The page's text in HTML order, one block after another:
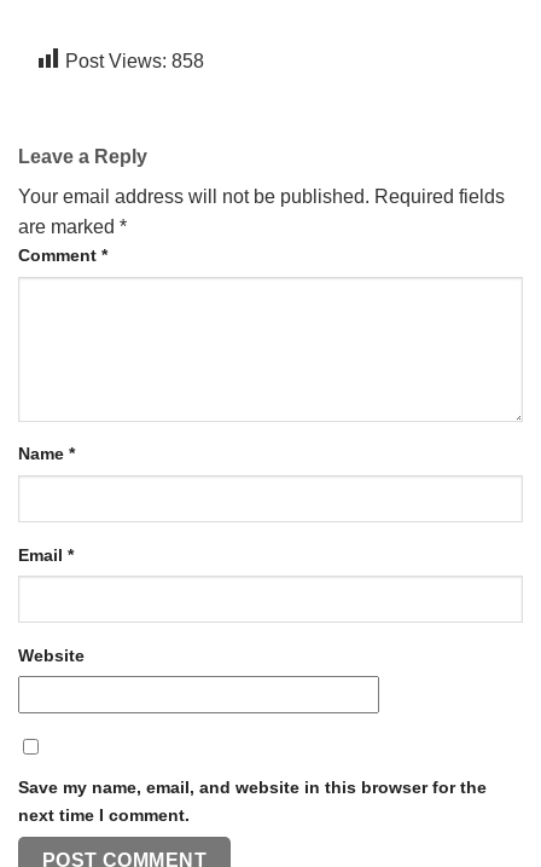
Post Views: 858
Leave a Reply
Your email address will not be published. Required fields
are marked *
Comment *
Name *
Email *
Website
Save my name, email, and website in this browser for the
next time I comment.